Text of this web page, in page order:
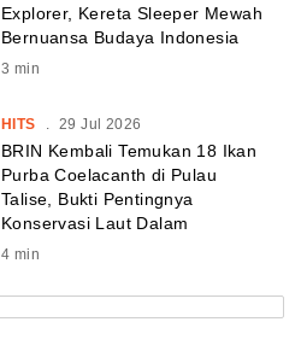
Explorer, Kereta Sleeper Mewah
Bernuansa Budaya Indonesia
3 min
HITS 29 Jul 2026
BRIN Kembali Temukan 18 Ikan
Purba Coelacanth di Pulau
Talise, Bukti Pentingnya
Konservasi Laut Dalam
4 min